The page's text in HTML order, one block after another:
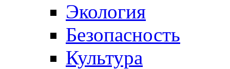
Экология
Безопасность
Культура